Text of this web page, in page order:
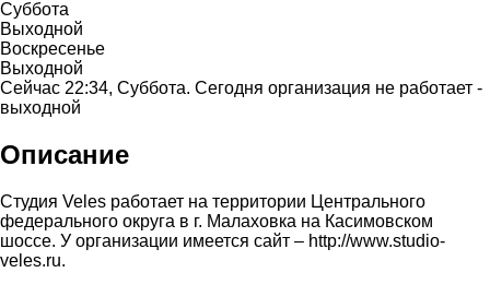
Суббота
Выходной
Воскресенье
Выходной
Сейчас 22:34, Суббота. Сегодня организация не работает -
выходной
Описание
Студия Veles работает на территории Центрального
федерального округа в г. Малаховка на Касимовском
шоссе. У организации имеется сайт – http://www.studio-
veles.ru.